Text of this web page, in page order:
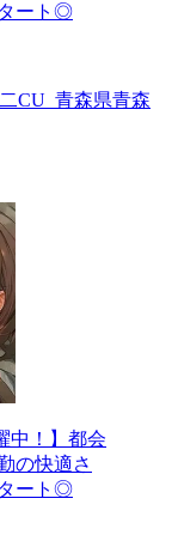
ート◎
CU_青森県青森
中！】都会
の快適さ
ート◎